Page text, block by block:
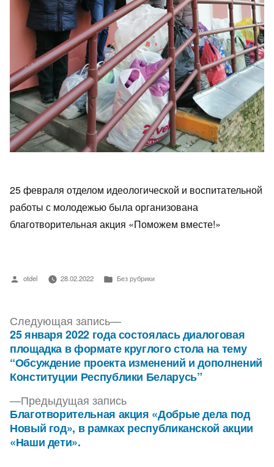
25 февраля отделом идеологической и воспитательной
работы с молодежью была организована
благотворительная акция «Поможем вместе!»
otdel 28.02.2022 Без рубрики
Предыдущая запись
Благотворительная акция «Добрые дела под
Новый год», в рамках республиканской акции
«Наши дети».
Следующая запись
25 января 2022 года состоялась диалоговая
площадка в формате круглого стола на тему
“Обсуждение проекта изменений и дополнений
Конституции Республики Беларусь”